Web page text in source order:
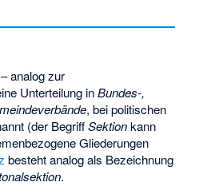
analog zur
Unterteilung inBundes-,
, bei politischen
(der BegriffSektionkann
Gliederungen
besteht analog als Bezeichnung
.